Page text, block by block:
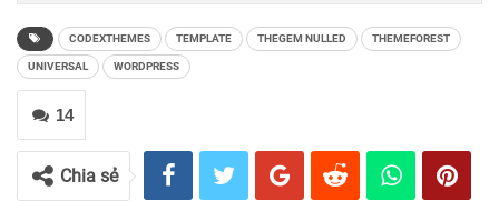
CODEXTHEMES TEMPLATE THEGEM NULLED THEMEFOREST
UNIVERSAL WORDPRESS
14
Chia sẻ